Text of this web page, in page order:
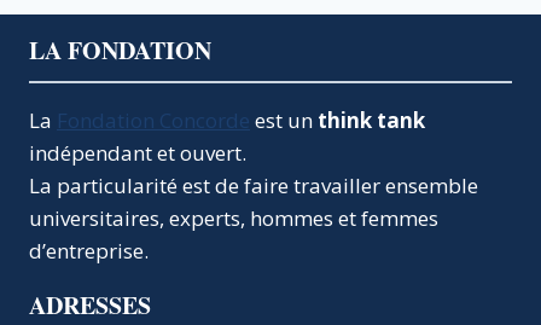
LUC
MÉLENCHON
page
LA FONDATION
La Fondation Concorde est un think tank
indépendant et ouvert.
La particularité est de faire travailler ensemble
universitaires, experts, hommes et femmes
d’entreprise.
ADRESSES